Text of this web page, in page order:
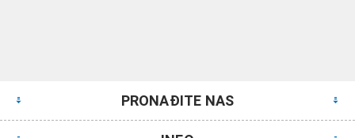
PRONAĐITE NAS